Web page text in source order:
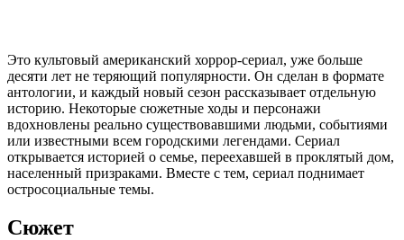
Это культовый американский хоррор-сериал, уже больше
десяти лет не теряющий популярности. Он сделан в формате
антологии, и каждый новый сезон рассказывает отдельную
историю. Некоторые сюжетные ходы и персонажи
вдохновлены реально существовавшими людьми, событиями
или известными всем городскими легендами. Сериал
открывается историей о семье, переехавшей в проклятый дом,
населенный призраками. Вместе с тем, сериал поднимает
остросоциальные темы.
Сюжет